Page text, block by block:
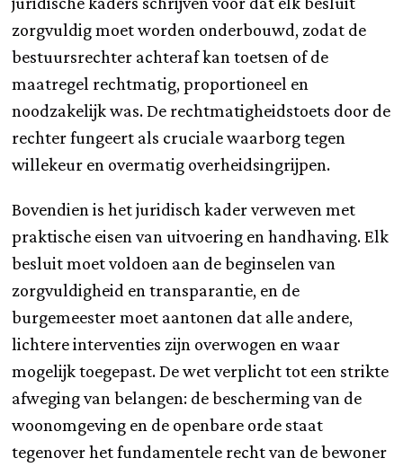
zorgvuldig moet worden onderbouwd, zodat de
bestuursrechter achteraf kan toetsen of de
maatregel rechtmatig, proportioneel en
noodzakelijk was. De rechtmatigheidstoets door de
rechter fungeert als cruciale waarborg tegen
willekeur en overmatig overheidsingrijpen.
Bovendien is het juridisch kader verweven met
praktische eisen van uitvoering en handhaving. Elk
besluit moet voldoen aan de beginselen van
zorgvuldigheid en transparantie, en de
burgemeester moet aantonen dat alle andere,
lichtere interventies zijn overwogen en waar
mogelijk toegepast. De wet verplicht tot een strikte
afweging van belangen: de bescherming van de
woonomgeving en de openbare orde staat
tegenover het fundamentele recht van de bewoner